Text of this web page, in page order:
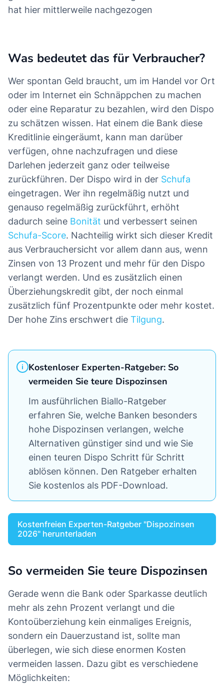
hat hier mittlerweile nachgezogen
Was bedeutet das für Verbraucher?
Wer spontan Geld braucht, um im Handel vor Ort
oder im Internet ein Schnäppchen zu machen
oder eine Reparatur zu bezahlen, wird den Dispo
zu schätzen wissen. Hat einem die Bank diese
Kreditlinie eingeräumt, kann man darüber
verfügen, ohne nachzufragen und diese
Darlehen jederzeit ganz oder teilweise
zurückführen. Der Dispo wird in der Schufa
eingetragen. Wer ihn regelmäßig nutzt und
genauso regelmäßig zurückführt, erhöht
dadurch seine Bonität und verbessert seinen
Schufa-Score. Nachteilig wirkt sich dieser Kredit
aus Verbrauchersicht vor allem dann aus, wenn
Zinsen von 13 Prozent und mehr für den Dispo
verlangt werden. Und es zusätzlich einen
Überziehungskredit gibt, der noch einmal
zusätzlich fünf Prozentpunkte oder mehr kostet.
Der hohe Zins erschwert die Tilgung.
Kostenloser Experten-Ratgeber: So
vermeiden Sie teure Dispozinsen
Im ausführlichen Biallo-Ratgeber
erfahren Sie, welche Banken besonders
hohe Dispozinsen verlangen, welche
Alternativen günstiger sind und wie Sie
einen teuren Dispo Schritt für Schritt
ablösen können. Den Ratgeber erhalten
Sie kostenlos als PDF-Download.
Kostenfreien Experten-Ratgeber "Dispozinsen
2026" herunterladen
So vermeiden Sie teure Dispozinsen
Gerade wenn die Bank oder Sparkasse deutlich
mehr als zehn Prozent verlangt und die
Kontoüberziehung kein einmaliges Ereignis,
sondern ein Dauerzustand ist, sollte man
überlegen, wie sich diese enormen Kosten
vermeiden lassen. Dazu gibt es verschiedene
Möglichkeiten: